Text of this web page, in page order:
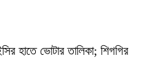
হাতে ভোটার তালিকা; শিগগির